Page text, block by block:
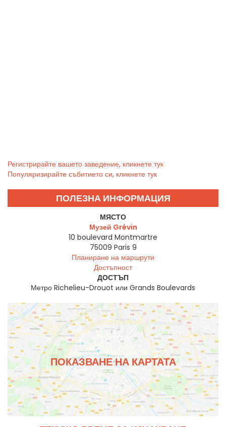
Регистрирайте вашето заведение, кликнете тук
Популяризирайте събитието си, кликнете тук
ПОЛЕЗНА ИНФОРМАЦИЯ
МЯСТО
Музей Grévin
10 boulevard Montmartre
75009 Paris 9
Планиране на маршрути
Достъпност
ДОСТЪП
Метро Richelieu-Drouot или Grands Boulevards
ПОКАЗВАНЕ НА КАРТАТА